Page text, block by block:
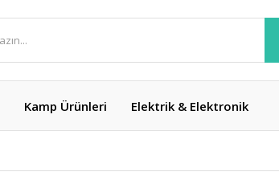
Kamp Ürünleri Elektrik & Elektronik